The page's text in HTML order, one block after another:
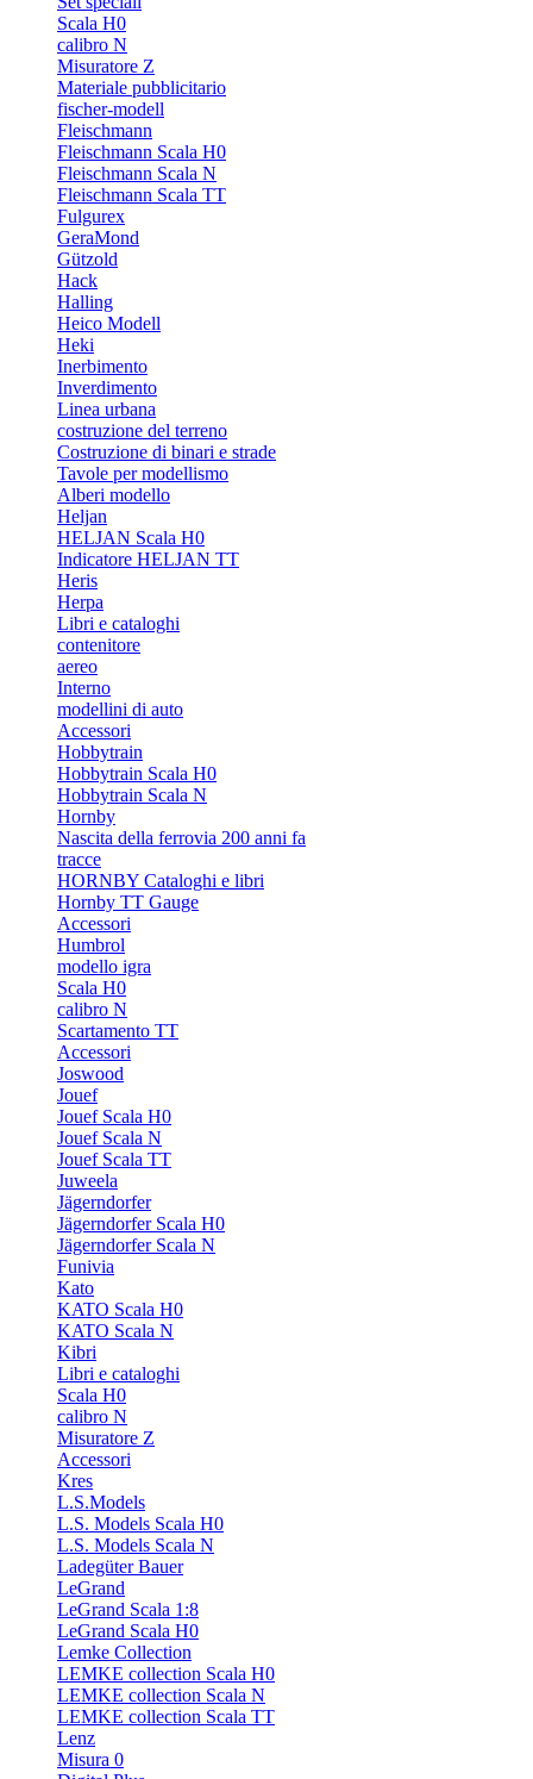
Scala H0
calibro N
Misuratore Z
Materiale pubblicitario
fischer-modell
Fleischmann
Fleischmann Scala H0
Fleischmann Scala N
Fleischmann Scala TT
Fulgurex
GeraMond
Gützold
Hack
Halling
Heico Modell
Heki
Inerbimento
Inverdimento
Linea urbana
costruzione del terreno
Costruzione di binari e strade
Tavole per modellismo
Alberi modello
Heljan
HELJAN Scala H0
Indicatore HELJAN TT
Heris
Herpa
Libri e cataloghi
contenitore
aereo
Interno
modellini di auto
Accessori
Hobbytrain
Hobbytrain Scala H0
Hobbytrain Scala N
Hornby
Nascita della ferrovia 200 anni fa
tracce
HORNBY Cataloghi e libri
Hornby TT Gauge
Accessori
Humbrol
modello igra
Scala H0
calibro N
Scartamento TT
Accessori
Joswood
Jouef
Jouef Scala H0
Jouef Scala N
Jouef Scala TT
Juweela
Jägerndorfer
Jägerndorfer Scala H0
Jägerndorfer Scala N
Funivia
Kato
KATO Scala H0
KATO Scala N
Kibri
Libri e cataloghi
Scala H0
calibro N
Misuratore Z
Accessori
Kres
L.S.Models
L.S. Models Scala H0
L.S. Models Scala N
Ladegüter Bauer
LeGrand
LeGrand Scala 1:8
LeGrand Scala H0
Lemke Collection
LEMKE collection Scala H0
LEMKE collection Scala N
LEMKE collection Scala TT
Lenz
Misura 0